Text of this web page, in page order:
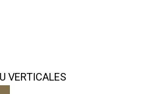
VERTICALES